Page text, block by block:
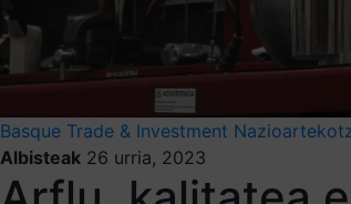
Basque Trade & Investment
Albisteak 26 urria, 2023